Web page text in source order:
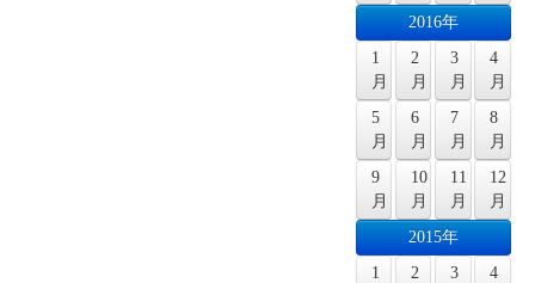
2016年
1
月
2
月
3
月
4
月
5
月
6
月
7
月
8
月
9
月
10
月
11
月
12
月
2015年
1
2
3
4